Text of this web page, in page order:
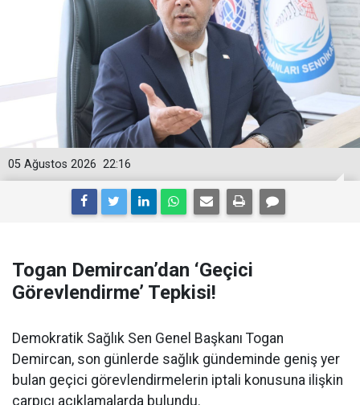
22:16
05 Ağustos 2026
Togan Demircan’dan ‘Geçici
Görevlendirme’ Tepkisi!
Demokratik Sağlık Sen Genel Başkanı Togan
Demircan, son günlerde sağlık gündeminde geniş yer
bulan geçici görevlendirmelerin iptali konusuna ilişkin
çarpıcı açıklamalarda bulundu.